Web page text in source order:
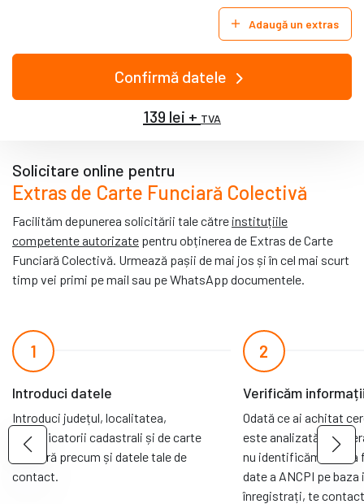
Adaugă un extras
Confirmă datele
139 lei + TVA
Solicitare online pentru
Extras de Carte Funciară Colectivă
Facilităm depunerea solicitării tale către instituțiile
competente autorizate pentru obținerea de Extras de Carte
Funciară Colectivă. Urmează pașii de mai jos și în cel mai scurt
timp vei primi pe mail sau pe WhatsApp documentele.
1
Introduci datele
Introduci județul, localitatea,
identificatorii cadastrali și de carte
funciară precum și datele tale de
contact.
2
Verificăm
Odată ce ai achitat
este analizată de
nu identificăm cartea
date a ANCPI pe
înregistrați, te